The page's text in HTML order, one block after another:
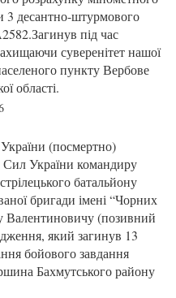
3 десантно-штурмового
під час
суверенітет нашої
пункту Вербове
області.
(посмертно)
України командиру
батальйону
бригади імені “Чорних
Валентиновичу (позивний
який загинув 13
бойового завдання
Бахмутського району